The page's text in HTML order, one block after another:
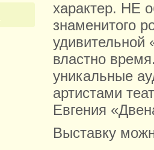
характер. НЕ
знаменитого
удивительной
властно
уникальные
артистами
Евгения
Выставку